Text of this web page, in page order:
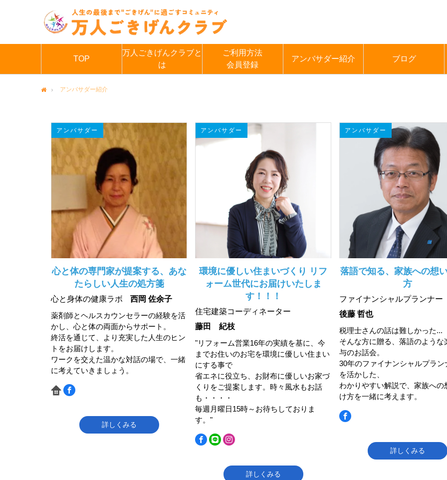
TOP
万人ごきげんクラブと
は
ご利用方法
会員登録
アンバサダー紹介 ブログ
アンバサダー紹介
アンバサダー
心と体の専門家が提案する、あな
たらしい人生の処方箋
心と身体の健康ラボ
西岡 佐余子
薬剤師とヘルスカウンセラーの経験を活
かし、心と体の両面からサポート。
終活を通じて、より充実した人生のヒン
トをお届けします。
ワークを交えた温かな対話の場で、一緒
に考えていきましょう。
詳しくみる
アンバサダー
環境に優しい住まいづくり リフ
ォーム世代にお届けいたしま
す！！！
住宅建築コーディネーター
藤田 紀枝
"リフォーム営業16年の実績を基に、今
までお住いのお宅を環境に優しい住まい
にする事で
省エネに役立ち、お財布に優しいお家づ
くりをご提案します。時々風水もお話
も・・・・
毎週月曜日15時～お待ちしておりま
す。"
詳しくみる
アンバサダー
落語で知る、家族への想
方
ファイナンシャルプランナー
後藤 哲也
税理士さんの話は難しかった...
そんな方に贈る、落語のような
与のお話会。
30年のファイナンシャルプラン
を活かした、
わかりやすい解説で、家族への
け方を一緒に考えます。
詳しくみる